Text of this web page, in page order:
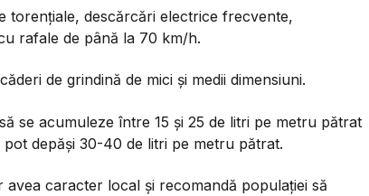
torențiale, descărcări electrice frecvente,
rafale de până la 70 km/h.
de grindină de mici și medii dimensiuni.
se acumuleze între 15 și 25 de litri pe metru pătrat
depăși 30-40 de litri pe metru pătrat.
caracter local și recomandă populației să